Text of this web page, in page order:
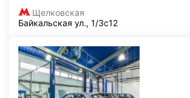
Щелковская
Байкальская ул., 1/3с12